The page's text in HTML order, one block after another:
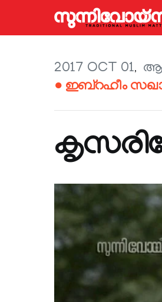
2017 OCT 01
● ഇബ്‌റഹീം